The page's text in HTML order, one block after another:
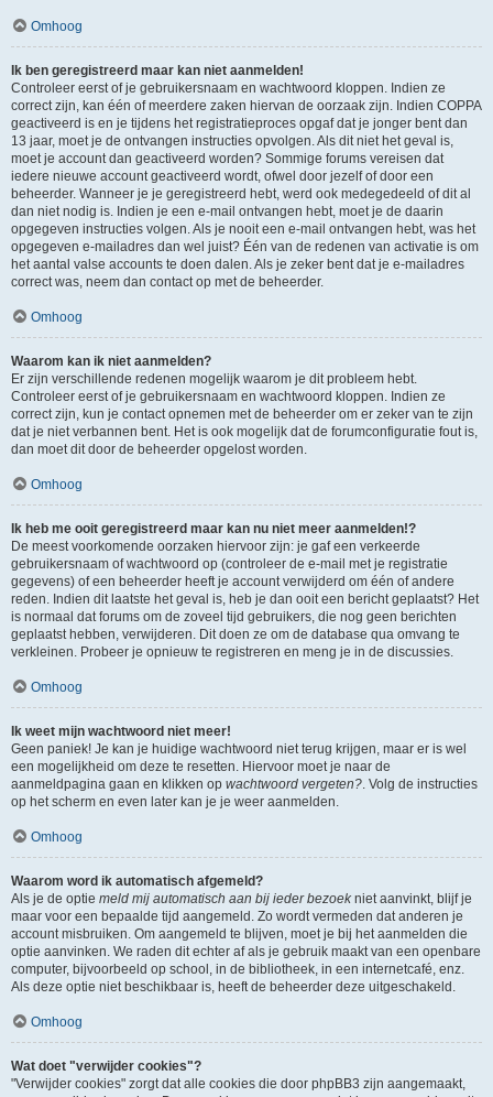
Omhoog
Ik ben geregistreerd maar kan niet aanmelden!
Controleer eerst of je gebruikersnaam en wachtwoord kloppen. Indien ze
correct zijn, kan één of meerdere zaken hiervan de oorzaak zijn. Indien COPPA
geactiveerd is en je tijdens het registratieproces opgaf dat je jonger bent dan
13 jaar, moet je de ontvangen instructies opvolgen. Als dit niet het geval is,
moet je account dan geactiveerd worden? Sommige forums vereisen dat
iedere nieuwe account geactiveerd wordt, ofwel door jezelf of door een
beheerder. Wanneer je je geregistreerd hebt, werd ook medegedeeld of dit al
dan niet nodig is. Indien je een e-mail ontvangen hebt, moet je de daarin
opgegeven instructies volgen. Als je nooit een e-mail ontvangen hebt, was het
opgegeven e-mailadres dan wel juist? Één van de redenen van activatie is om
het aantal valse accounts te doen dalen. Als je zeker bent dat je e-mailadres
correct was, neem dan contact op met de beheerder.
Omhoog
Waarom kan ik niet aanmelden?
Er zijn verschillende redenen mogelijk waarom je dit probleem hebt.
Controleer eerst of je gebruikersnaam en wachtwoord kloppen. Indien ze
correct zijn, kun je contact opnemen met de beheerder om er zeker van te zijn
dat je niet verbannen bent. Het is ook mogelijk dat de forumconfiguratie fout is,
dan moet dit door de beheerder opgelost worden.
Omhoog
Ik heb me ooit geregistreerd maar kan nu niet meer aanmelden!?
De meest voorkomende oorzaken hiervoor zijn: je gaf een verkeerde
gebruikersnaam of wachtwoord op (controleer de e-mail met je registratie
gegevens) of een beheerder heeft je account verwijderd om één of andere
reden. Indien dit laatste het geval is, heb je dan ooit een bericht geplaatst? Het
is normaal dat forums om de zoveel tijd gebruikers, die nog geen berichten
geplaatst hebben, verwijderen. Dit doen ze om de database qua omvang te
verkleinen. Probeer je opnieuw te registreren en meng je in de discussies.
Omhoog
Ik weet mijn wachtwoord niet meer!
Geen paniek! Je kan je huidige wachtwoord niet terug krijgen, maar er is wel
een mogelijkheid om deze te resetten. Hiervoor moet je naar de
aanmeldpagina gaan en klikken op wachtwoord vergeten?. Volg de instructies
op het scherm en even later kan je je weer aanmelden.
Omhoog
Waarom word ik automatisch afgemeld?
Als je de optie meld mij automatisch aan bij ieder bezoekniet aanvinkt, blijf je
maar voor een bepaalde tijd aangemeld. Zo wordt vermeden dat anderen je
account misbruiken. Om aangemeld te blijven, moet je bij het aanmelden die
optie aanvinken. We raden dit echter af als je gebruik maakt van een openbare
computer, bijvoorbeeld op school, in de bibliotheek, in een internetcafé, enz.
Als deze optie niet beschikbaar is, heeft de beheerder deze uitgeschakeld.
Omhoog
Wat doet "verwijder cookies"?
"Verwijder cookies" zorgt dat alle cookies die door phpBB3 zijn aangemaakt,